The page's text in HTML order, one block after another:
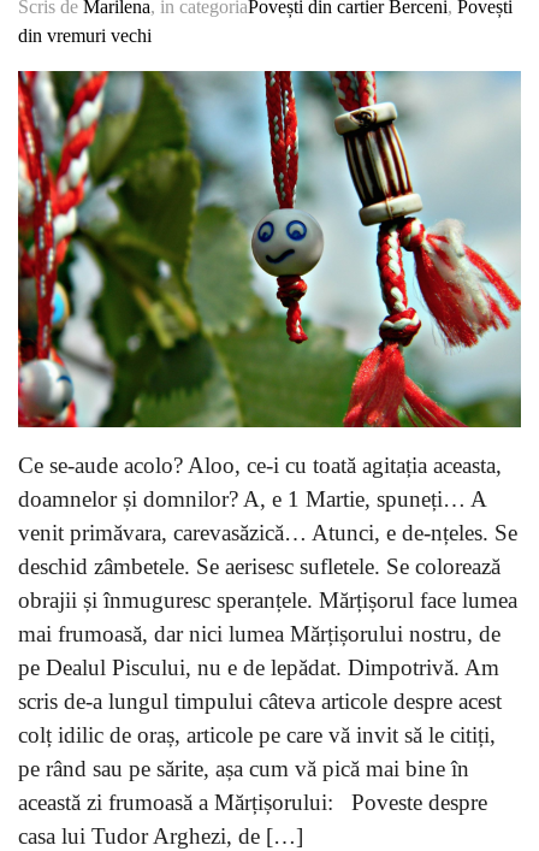
Scris de Marilena, in categoriaPovești din cartier Berceni, Povești
din vremuri vechi
Ce se-aude acolo? Aloo, ce-i cu toată agitația aceasta,
doamnelor și domnilor? A, e 1 Martie, spuneți… A
venit primăvara, carevasăzică… Atunci, e de-nțeles. Se
deschid zâmbetele. Se aerisesc sufletele. Se colorează
obrajii și înmuguresc speranțele. Mărțișorul face lumea
mai frumoasă, dar nici lumea Mărțișorului nostru, de
pe Dealul Piscului, nu e de lepădat. Dimpotrivă. Am
scris de-a lungul timpului câteva articole despre acest
colț idilic de oraș, articole pe care vă invit să le citiți,
pe rând sau pe sărite, așa cum vă pică mai bine în
această zi frumoasă a Mărțișorului: Poveste despre
casa lui Tudor Arghezi, de […]